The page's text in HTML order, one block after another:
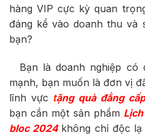
hàng VIP cực kỳ quan
đáng kể vào doanh thu và
bạn?
Bạn là doanh nghiệp có
mạnh, bạn muốn là đơn vị
lĩnh vực tặng quà đẳng
bạn cần một sản phẩm
bloc 2024 không chỉ độc